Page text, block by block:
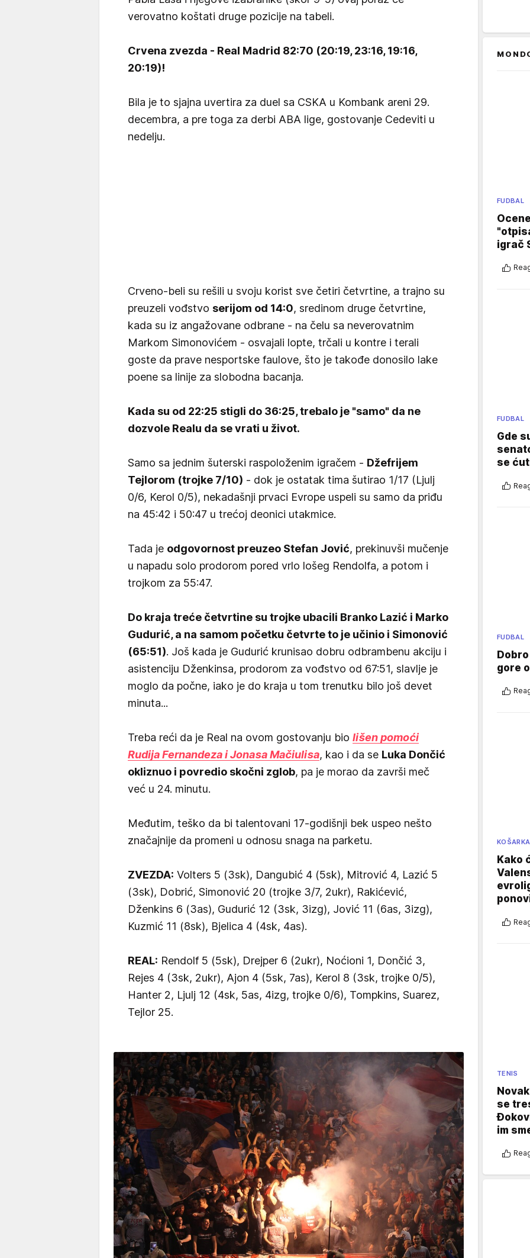
verovatno koštati druge pozicije na tabeli.
Crvena zvezda - Real Madrid 82:70 (20:19, 23:16, 19:16,
20:19)!
Bila je to sjajna uvertira za duel sa CSKA u Kombank areni 29.
decembra, a pre toga za derbi ABA lige, gostovanje Cedeviti u
nedelju.
Crveno-beli su rešili u svoju korist sve četiri četvrtine, a trajno su
preuzeli vođstvo serijom od 14:0, sredinom druge četvrtine,
kada su iz angažovane odbrane - na čelu sa neverovatnim
Markom Simonovićem - osvajali lopte, trčali u kontre i terali
goste da prave nesportske faulove, što je takođe donosilo lake
poene sa linije za slobodna bacanja.
Kada su od 22:25 stigli do 36:25, trebalo je "samo" da ne
dozvole Realu da se vrati u život.
Samo sa jednim šuterski raspoloženim igračem - Džefrijem
Tejlorom (trojke 7/10) - dok je ostatak tima šutirao 1/17 (Ljulj
0/6, Kerol 0/5), nekadašnji prvaci Evrope uspeli su samo da priđu
na 45:42 i 50:47 u trećoj deonici utakmice.
Tada je odgovornost preuzeo Stefan Jović, prekinuvši mučenje
u napadu solo prodorom pored vrlo lošeg Rendolfa, a potom i
trojkom za 55:47.
Do kraja treće četvrtine su trojke ubacili Branko Lazić i Marko
Gudurić, a na samom početku četvrte to je učinio i Simonović
(65:51). Još kada je Gudurić krunisao dobru odbrambenu akciju i
asistenciju Dženkinsa, prodorom za vođstvo od 67:51, slavlje je
moglo da počne, iako je do kraja u tom trenutku bilo još devet
minuta...
Treba reći da je Real na ovom gostovanju bio lišen pomoći
Rudija Fernandeza i Jonasa Mačiulisa, kao i da se Luka Dončić
okliznuo i povredio skočni zglob, pa je morao da završi meč
već u 24. minutu.
Međutim, teško da bi talentovani 17-godišnji bek uspeo nešto
značajnije da promeni u odnosu snaga na parketu.
ZVEZDA: Volters 5 (3sk), Dangubić 4 (5sk), Mitrović 4, Lazić 5
(3sk), Dobrić, Simonović 20 (trojke 3/7, 2ukr), Rakićević,
Dženkins 6 (3as), Gudurić 12 (3sk, 3izg), Jović 11 (6as, 3izg),
Kuzmić 11 (8sk), Bjelica 4 (4sk, 4as).
REAL: Rendolf 5 (5sk), Drejper 6 (2ukr), Noćioni 1, Dončić 3,
Rejes 4 (3sk, 2ukr), Ajon 4 (5sk, 7as), Kerol 8 (3sk, trojke 0/5),
Hanter 2, Ljulj 12 (4sk, 5as, 4izg, trojke 0/6), Tompkins, Suarez,
Tejlor 25.
FUDBAL
igrač
FUDBAL
Gde
se
FUDBAL
gore
KOŠARKA
Kako
TENIS
se
im